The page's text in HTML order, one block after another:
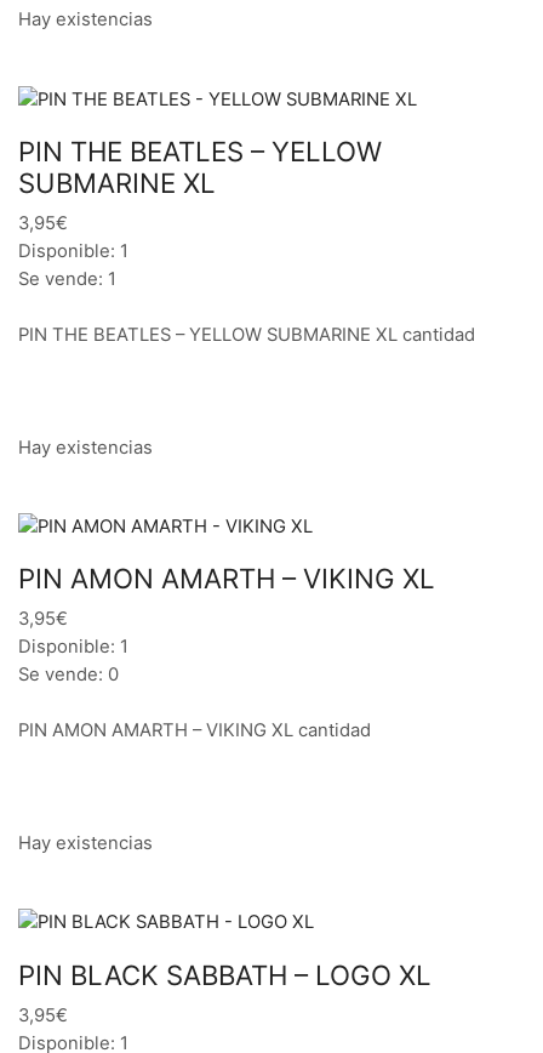
Hay existencias
PIN THE BEATLES – YELLOW
SUBMARINE XL
3,95€
Disponible: 1
Se vende: 1
PIN THE BEATLES – YELLOW SUBMARINE XL cantidad
Hay existencias
PIN AMON AMARTH – VIKING XL
3,95€
Disponible: 1
Se vende: 0
PIN AMON AMARTH – VIKING XL cantidad
Hay existencias
PIN BLACK SABBATH – LOGO XL
3,95€
Disponible: 1